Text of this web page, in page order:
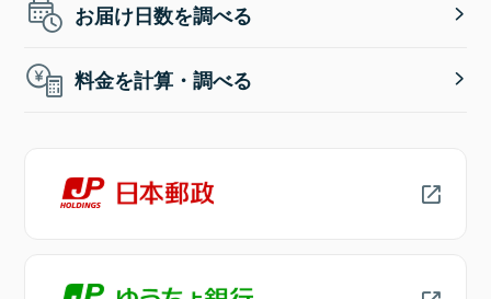
お届け日数を調べる
料金を計算・調べる